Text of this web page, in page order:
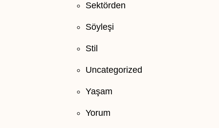
Sektörden
Söyleşi
Stil
Uncategorized
Yaşam
Yorum